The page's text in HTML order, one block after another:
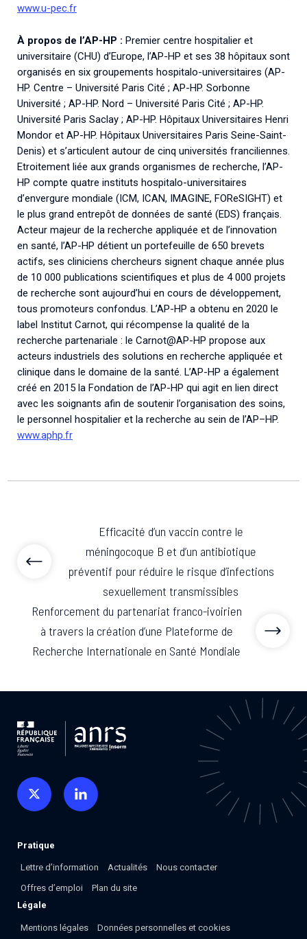
www.u-pec.fr
À propos de l’AP-HP : Premier centre hospitalier et
universitaire (CHU) d’Europe, l’AP-HP et ses 38 hôpitaux sont
organisés en six groupements hospitalo-universitaires (AP-
HP. Centre – Université Paris Cité ; AP-HP. Sorbonne
Université ; AP-HP. Nord – Université Paris Cité ; AP-HP.
Université Paris Saclay ; AP-HP. Hôpitaux Universitaires Henri
Mondor et AP-HP. Hôpitaux Universitaires Paris Seine-Saint-
Denis) et s’articulent autour de cinq universités franciliennes.
Etroitement liée aux grands organismes de recherche, l’AP-
HP compte quatre instituts hospitalo-universitaires
d’envergure mondiale (ICM, ICAN, IMAGINE, FOReSIGHT) et
le plus grand entrepôt de données de santé (EDS) français.
Acteur majeur de la recherche appliquée et de l’innovation
en santé, l’AP-HP détient un portefeuille de 650 brevets
actifs, ses cliniciens chercheurs signent chaque année plus
de 10 000 publications scientifiques et plus de 4 000 projets
de recherche sont aujourd’hui en cours de développement,
tous promoteurs confondus. L’AP-HP a obtenu en 2020 le
label Institut Carnot, qui récompense la qualité de la
recherche partenariale : le Carnot@AP-HP propose aux
acteurs industriels des solutions en recherche appliquée et
clinique dans le domaine de la santé. L’AP-HP a également
créé en 2015 la Fondation de l’AP-HP qui agit en lien direct
avec les soignants afin de soutenir l’organisation des soins,
le personnel hospitalier et la recherche au sein de l’AP–HP.
www.aphp.fr
Efficacité d’un vaccin contre le
méningocoque B et d’un antibiotique
préventif pour réduire le risque d’infections
sexuellement transmissibles
Renforcement du partenariat franco-ivoirien
à travers la création d’une Plateforme de
Recherche Internationale en Santé Mondiale
Pratique
Lettre d’information Actualités
Nous contacter
Offres d’emploi
Plan du site
Légale
Mentions légales Données personnelles et cookies